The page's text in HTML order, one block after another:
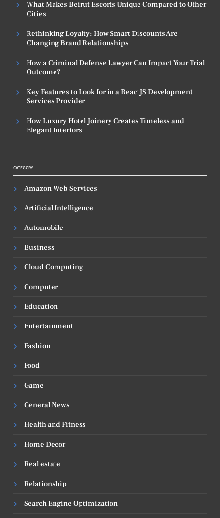
What Makes Beirut Escorts Unique Compared to Other
Cities
Rethinking Loyalty: How Smart Discounts Are
Changing Brand Relationships
How a Criminal Defense Lawyer Can Impact Your Trial
Outcome?
Key Features to Look for in a ReactJS Development
Services Provider
How Luxury Hotel Joinery Creates Timeless and
Elegant Interiors
CATEGORY
Amazon Web Services
Artificial Intelligence
Automobile
Business
Cloud Computing
Computer
Education
Entertainment
Fashion
Food
Game
General News
Health and Fitness
Home Decor
Real estate
Relationship
Search Engine Optimization